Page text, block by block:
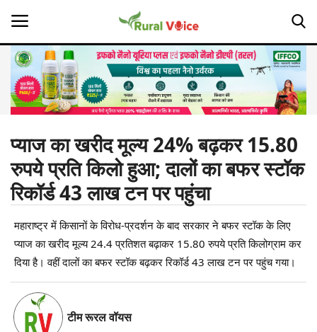
Home
About Us
Leadership Profiles
Opinion
Politics
Magazine
प्याज का खरीद मूल्य 24% बढ़कर 15.80
रुपये प्रति किलो हुआ; दालों का बफर स्टॉक
रिकॉर्ड 43 लाख टन पर पहुंचा
महाराष्ट्र में किसानों के विरोध-प्रदर्शन के बाद सरकार ने बफर स्टॉक के लिए
प्याज का खरीद मूल्य 24.4 प्रतिशत बढ़ाकर 15.80 रुपये प्रति किलोग्राम कर
दिया है। वहीं दालों का बफर स्टॉक बढ़कर रिकॉर्ड 43 लाख टन पर पहुंच गया।
टीम रूरल वॉयस